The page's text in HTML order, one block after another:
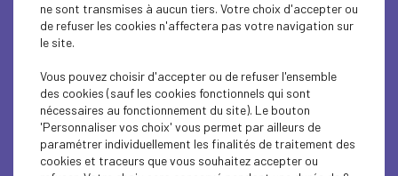
Le vendredi 21 mars 2025, dans le cadre de la Semaine des
Métiers du Tourisme qui s’est déroulée du 17 au 21 mars
professionnel Carnot de Pointe-à-Pitre ont eu
l’opportunité de découvrir lechantier naval IMM
Yachting.
Spécialisé dans la réparation de yachts de 30 à 50
mètres pesant jusqu'à 600 tonnes, ce chantier, créé
en 2007, est reconnu pour son savoir-faire technique
ne sont transmises à aucun tiers. Votre choix d'accepter ou
de refuser les cookies n'affectera pas votre navigation sur
le site.
Vous pouvez choisir d'accepter ou de refuser l'ensemble
des cookies (sauf les cookies fonctionnels qui sont
nécessaires au fonctionnement du site). Le bouton
'Personnaliser vos choix' vous permet par ailleurs de
paramétrer individuellement les finalités de traitement des
cookies et traceurs que vous souhaitez accepter ou